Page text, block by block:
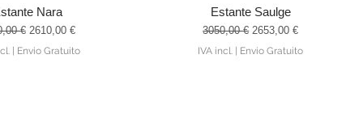
rápida
Nara
normal
€ Preço promocional
2610,00 €
| Envio Gratuito
Visualização rápida
Estante Saulge
Preço normal
3050,00 € Preço promocional
2653,00 €
IVA incl. Envio Gratuito